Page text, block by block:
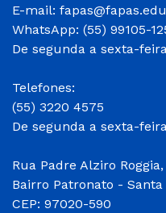
E-mail:
WhatsApp: (55) 99105-
De segunda a sexta-
Telefones:
(55) 3220 4575
De segunda a sexta-
Rua Padre Alziro Roggia,
Bairro Patronato - Santa
CEP: 97020-590